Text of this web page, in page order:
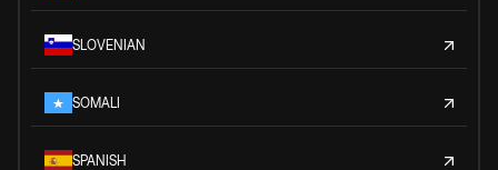
SLOVENIAN
SOMALI
SPANISH